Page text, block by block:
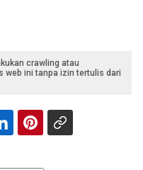
crawling atau
web ini tanpa izin tertulis dari